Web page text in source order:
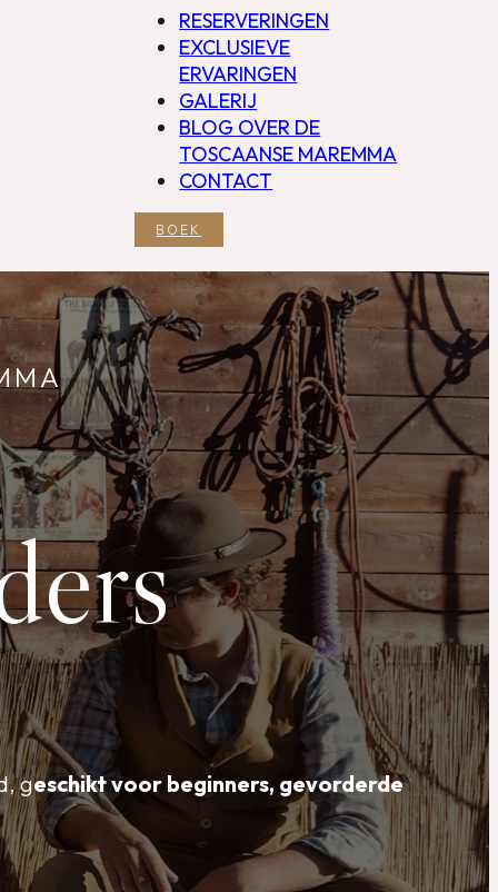
RESERVERINGEN
EXCLUSIEVE
ERVARINGEN
GALERIJ
BLOG OVER DE
TOSCAANSE MAREMMA
CONTACT
BOEK
geschikt voor beginners, gevorderde